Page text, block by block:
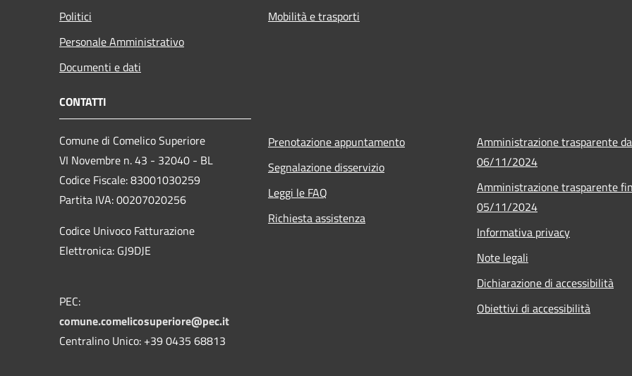
Politici
Personale Amministrativo
Documenti e dati
Mobilità e trasporti
CONTATTI
Comune di Comelico Superiore
VI Novembre n. 43 - 32040 - BL
Codice Fiscale: 83001030259
Partita IVA: 00207020256
Codice Univoco Fatturazione
Elettronica: GJ9DJE
PEC:
comune.comelicosuperiore@pec.it
Centralino Unico: +39 0435 68813
Prenotazione appuntamento
Segnalazione disservizio
Leggi le FAQ
Richiesta assistenza
Amministrazione trasparente
06/11/2024
Amministrazione trasparente
05/11/2024
Informativa privacy
Note legali
Dichiarazione di accessibilità
Obiettivi di accessibilità